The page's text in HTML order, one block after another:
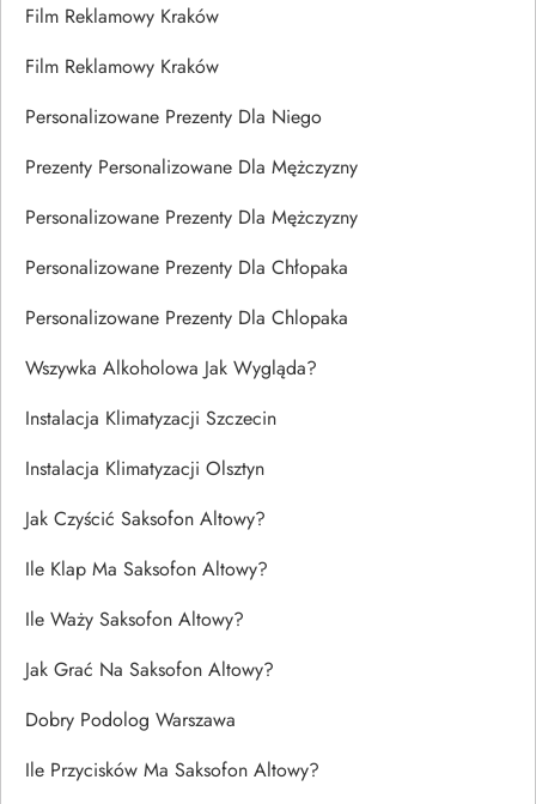
Film Reklamowy Kraków
Film Reklamowy Kraków
Personalizowane Prezenty Dla Niego
Prezenty Personalizowane Dla Mężczyzny
Personalizowane Prezenty Dla Mężczyzny
Personalizowane Prezenty Dla Chłopaka
Personalizowane Prezenty Dla Chlopaka
Wszywka Alkoholowa Jak Wygląda?
Instalacja Klimatyzacji Szczecin
Instalacja Klimatyzacji Olsztyn
Jak Czyścić Saksofon Altowy?
Ile Klap Ma Saksofon Altowy?
Ile Waży Saksofon Altowy?
Jak Grać Na Saksofon Altowy?
Dobry Podolog Warszawa
Ile Przycisków Ma Saksofon Altowy?